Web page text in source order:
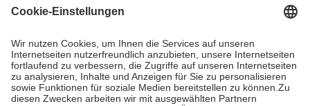
Kosten dafür, der Versicherte trägt einen Teil davon als Zuzahlung
Grundsätzlich leisten Mitglieder Zuzahlungen in Höhe von zehn
Prozent des Abgabepreises,mindestensjedochfünf Euround
höchstens zehn Euro.Es sind jedoch nie mehr als die tatsächlichen
Kosten der Leistung zu entrichten.
Diese Regeln gelten grundsätzlich auch für Online-Apotheken.